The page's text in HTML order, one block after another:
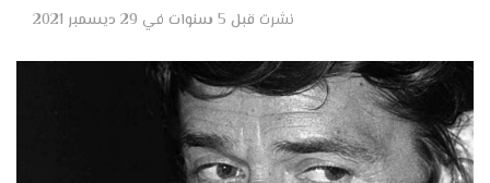
نشرت قبل 5 سنوات في 29 ديسمبر 2021